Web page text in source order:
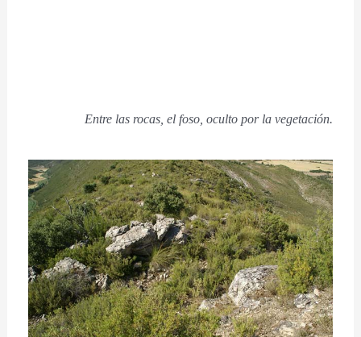
Entre las rocas, el foso, oculto por la vegetación.